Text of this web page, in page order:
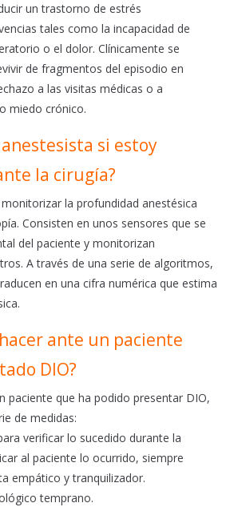
un trastorno de estrés
tales como la incapacidad de
o el dolor. Clínicamente se
de fragmentos del episodio en
a las visitas médicas o a
miedo crónico.
si estoy
la cirugía?
la profundidad anestésica
Consisten en unos sensores que se
del paciente y monitorizan
A través de una serie de algoritmos,
en una cifra numérica que estima
ante un paciente
DIO?
paciente que ha podido presentar DIO,
de medidas:
verificar lo sucedido durante la
al paciente lo ocurrido, siempre
empático y tranquilizador.
temprano.